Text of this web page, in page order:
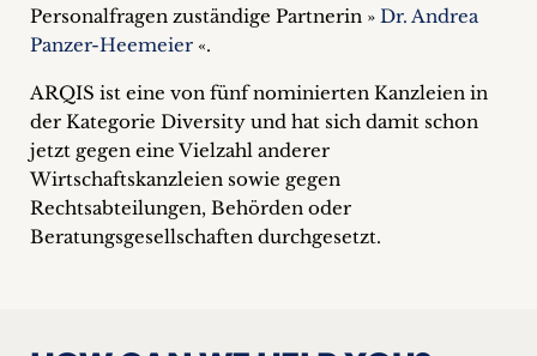
Personalfragen zuständige Partnerin » Dr. Andrea
Panzer-Heemeier «.
ARQIS ist eine von fünf nominierten Kanzleien in
der Kategorie Diversity und hat sich damit schon
jetzt gegen eine Vielzahl anderer
Wirtschaftskanzleien sowie gegen
Rechtsabteilungen, Behörden oder
Beratungsgesellschaften durchgesetzt.